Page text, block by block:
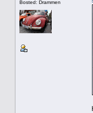
Bosted: Drammen